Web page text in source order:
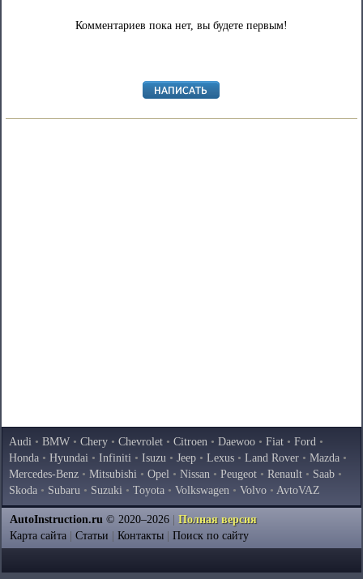
Комментариев пока нет, вы будете первым!
Audi • BMW • Chery • Chevrolet • Citroen • Daewoo • Fiat • Ford •
Honda • Hyundai • Infiniti • Isuzu • Jeep • Lexus • Land Rover • Mazda •
Mercedes-Benz • Mitsubishi • Opel • Nissan • Peugeot • Renault • Saab •
Skoda • Subaru • Suzuki • Toyota • Volkswagen • Volvo • AvtoVAZ
AutoInstruction.ru © 2020–2026
Полная версия
Карта сайта
Статьи Контакты Поиск по сайту